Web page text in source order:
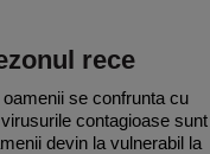
rece
se confrunta cu
contagioase sunt
devin la vulnerabil la